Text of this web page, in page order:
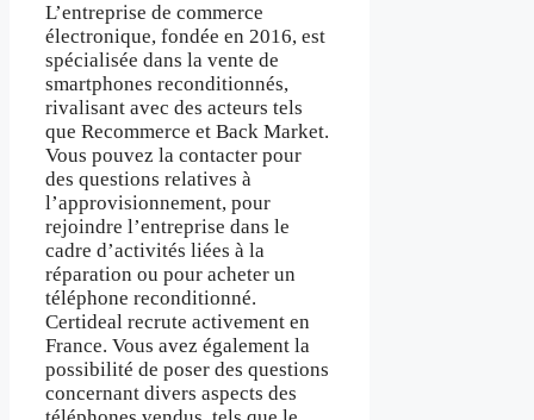
L’entreprise de commerce
électronique, fondée en 2016, est
spécialisée dans la vente de
smartphones reconditionnés,
rivalisant avec des acteurs tels
que Recommerce et Back Market.
Vous pouvez la contacter pour
des questions relatives à
l’approvisionnement, pour
rejoindre l’entreprise dans le
cadre d’activités liées à la
réparation ou pour acheter un
téléphone reconditionné.
Certideal recrute activement en
France. Vous avez également la
possibilité de poser des questions
concernant divers aspects des